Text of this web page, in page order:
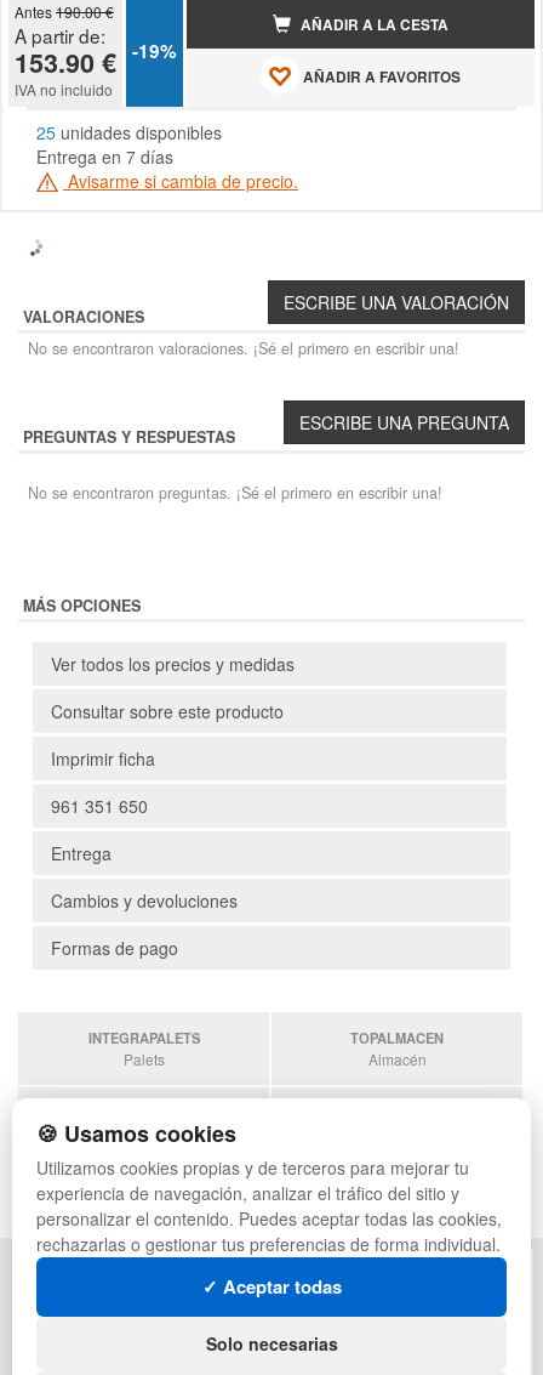
Antes190.00 €
A partir de:
153.90 €
IVA no incluido
-19%
AÑADIR A LA CESTA
AÑADIR A FAVORITOS
25 unidades disponibles
Entrega en 7 días
Avisarme si cambia de precio.
VALORACIONES
No se encontraron valoraciones. ¡Sé el primero en escribir una!
PREGUNTAS Y RESPUESTAS
No se encontraron preguntas. ¡Sé el primero en escribir una!
MÁS OPCIONES
Ver todos los precios y medidas
Consultar sobre este producto
Imprimir ficha
961 351 650
Entrega
Cambios y devoluciones
Formas de pago
INTEGRAPALETS
Palets
TOPALMACEN
Almacén
Sobrantes
ESTANTERIASKIT
Estanterias
POLÍTICA DE PRIVACIDAD
MAPA WEB
🍪 Usamos cookies
Utilizamos cookies propias y de terceros para mejorar tu
experiencia de navegación, analizar el tráfico del sitio y
personalizar el contenido. Puedes aceptar todas las cookies,
rechazarlas o gestionar tus preferencias de forma individual.
✓ Aceptar todas
Solo necesarias